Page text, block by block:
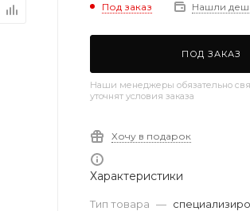
Под заказ Нашли
ПОД ЗАКАЗ
Наши менеджеры обязательно
уточнят условия заказа
Хочу в подарок
Характеристики
Тип товара —